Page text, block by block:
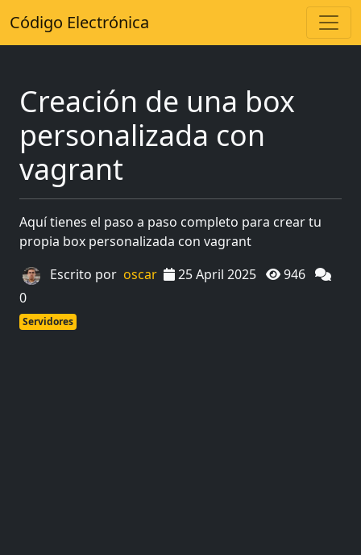
Código Electrónica
Creación de una box
personalizada con
vagrant
Aquí tienes el paso a paso completo para crear tu
propia box personalizada con vagrant
Escrito por oscar 25 April 2025
946
0
Servidores